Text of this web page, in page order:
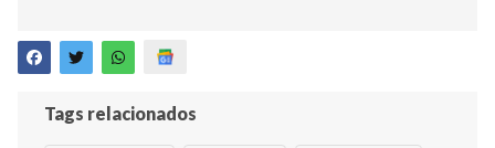
Tags relacionados